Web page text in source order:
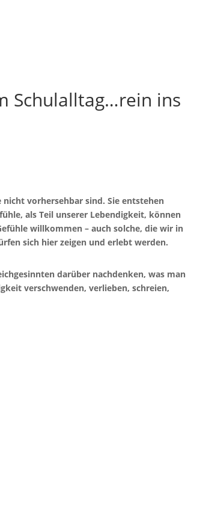
Schulalltag…rein ins
nicht vorhersehbar sind. Sie entstehen
als Teil unserer Lebendigkeit, können
willkommen – auch solche, die wir in
sich hier zeigen und erlebt werden.
darüber nachdenken, was man
verschwenden, verlieben, schreien,